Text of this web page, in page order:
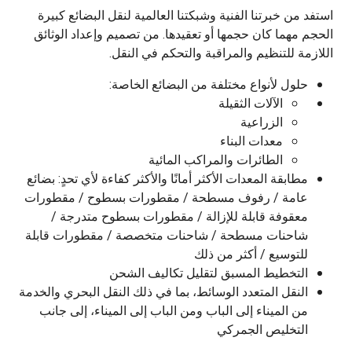
استفد من خبرتنا الفنية وشبكتنا العالمية لنقل البضائع كبيرة
الحجم مهما كان حجمها أو تعقيدها. من تصميم وإعداد الوثائق
اللازمة للتنظيم والمراقبة والتحكم في النقل.
حلول لأنواع مختلفة من البضائع الخاصة:
الآلات الثقيلة
الزراعية
معدات البناء
الطائرات والمراكب المائية
مطابقة المعدات الأكثر أمانًا والأكثر كفاءة لأي تحدٍ: بضائع
عامة / رفوف مسطحة / مقطورات بسطوح / مقطورات
معقوفة قابلة للإزالة / مقطورات بسطوح متدرجة /
شاحنات مسطحة / شاحنات متخصصة / مقطورات قابلة
للتوسيع / أكثر من ذلك
التخطيط المسبق لتقليل تكاليف الشحن
النقل المتعدد الوسائط، بما في ذلك النقل البحري والخدمة
من الميناء إلى الباب ومن الباب إلى الميناء، إلى جانب
التخليص الجمركي